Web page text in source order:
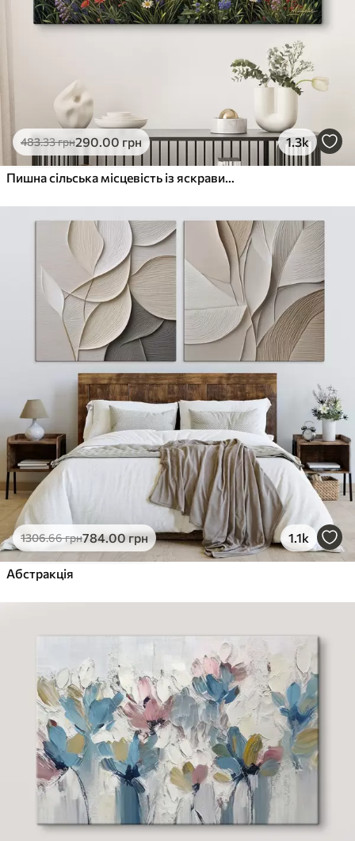
483.33грн290.00 грн 1.3k
Пишна сільська місцевість із яскравим лугом диких квітів, наповненим різнокольоровими квітами під хмарним небом
1306.66грн784.00грн 1.1k
Абстракція